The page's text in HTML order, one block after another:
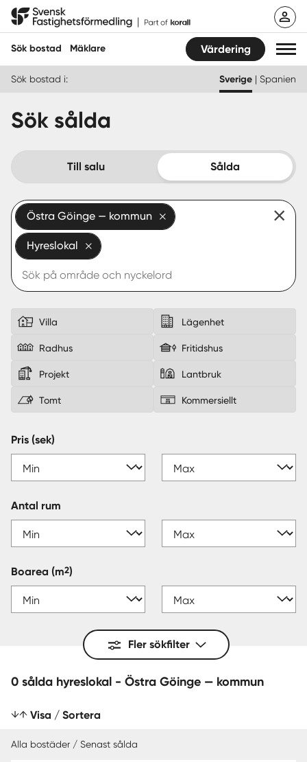
Hoppa
Svensk Fastighetsförmedling
Sök bostad Mäklare Värdering
Hitta mäklare
Köpa
Guider
Start
Logga in
Sverige
Sök bostad i: Sverige | Spanien
Sök sålda
Till salu Sålda
Östra Göinge — kommun
Hyreslokal
Villa Lägenhet
Radhus Fritidshus
Projekt Lantbruk
Tomt Kommersiellt
Pris (sek)
Antal rum
Boarea (m2)
Fler sökfilter
0 sålda hyreslokal - Östra Göinge — kommun
Visa / Sortera
Alla bostäder / Senast sålda